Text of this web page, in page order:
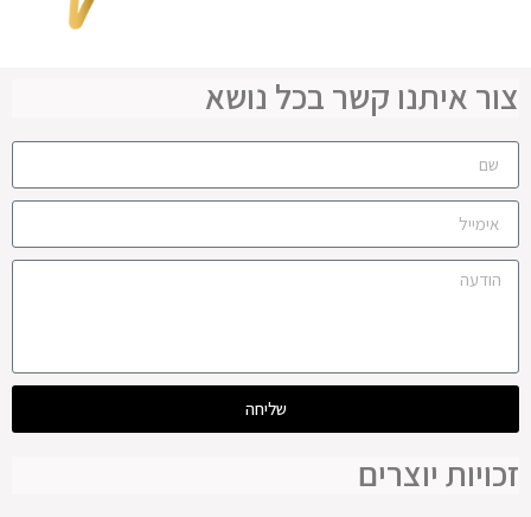
צור איתנו קשר בכל נושא
שליחה
זכויות יוצרים